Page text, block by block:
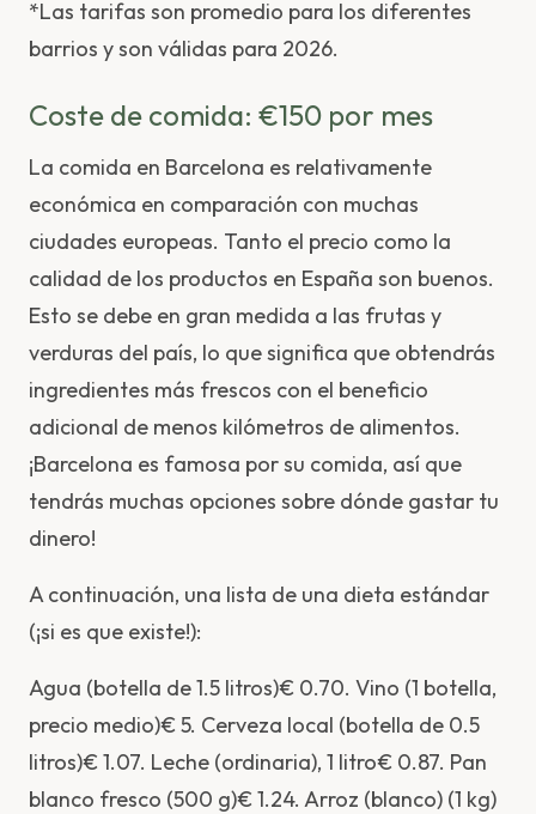
*Las tarifas son promedio para los diferentes
barrios y son válidas para 2026.
Coste de comida: €150 por mes
La comida en Barcelona es relativamente
económica en comparación con muchas
ciudades europeas. Tanto el precio como la
calidad de los productos en España son buenos.
Esto se debe en gran medida a las frutas y
verduras del país, lo que significa que obtendrás
ingredientes más frescos con el beneficio
adicional de menos kilómetros de alimentos.
¡Barcelona es famosa por su comida, así que
tendrás muchas opciones sobre dónde gastar tu
dinero!
A continuación, una lista de una dieta estándar
(¡si es que existe!):
Agua (botella de 1.5 litros)€ 0.70. Vino (1 botella,
precio medio)€ 5. Cerveza local (botella de 0.5
litros)€ 1.07. Leche (ordinaria), 1 litro€ 0.87. Pan
blanco fresco (500 g)€ 1.24. Arroz (blanco) (1 kg)